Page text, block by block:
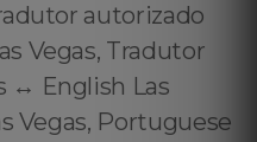
autorizado
Vegas, Tradutor
↔️ English Las
Vegas, Portuguese